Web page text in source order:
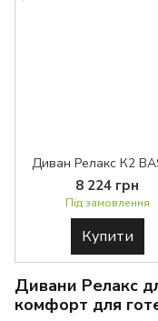
Диван Релакс К2
8 224 грн
Під замовлення
Купити
Дивани Релакс
комфорт для